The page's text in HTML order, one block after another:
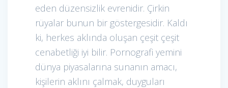
eden düzensizlik evrenidir. Çirkin
rüyalar bunun bir göstergesidir. Kaldı
ki, herkes aklında oluşan çeşit çeşit
cenabetliği iyi bilir. Pornografi yemini
dünya piyasalarına sunanın amacı,
kişilerin aklını çalmak, duyguları